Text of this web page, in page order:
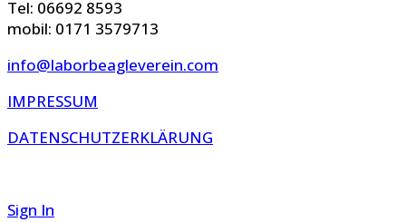
Tel: 06692 8593
mobil: 0171 3579713
info@laborbeagleverein.com
IMPRESSUM
DATENSCHUTZERKLÄRUNG
Sign In